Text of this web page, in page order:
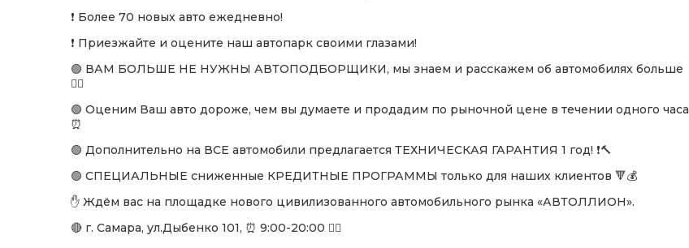
❗ Более 70 новых авто ежедневно!
❗ Приезжайте и оцените наш автопарк своими глазами!
🟢 ВАМ БОЛЬШЕ НЕ НУЖНЫ АВТОПОДБОРЩИКИ, мы знаем и расскажем об автомобилях больше
👌🏻
🟢 Оценим Ваш авто дороже, чем вы думаете и продадим по рыночной цене в течении одного часа
⏰
🟢 Дополнительно на ВСЕ автомобили предлагается ТЕХНИЧЕСКАЯ ГАРАНТИЯ 1 год! ❗🔨
🟢 СПЕЦИАЛЬНЫЕ сниженные КРЕДИТНЫЕ ПРОГРАММЫ только для наших клиентов 🔻💰
✋ Ждём вас на площадке нового цивилизованного автомобильного рынка «АВТОЛЛИОН».
🔴 г. Самара, ул.Дыбенко 101, ⏰ 9:00-20:00 👌🏻